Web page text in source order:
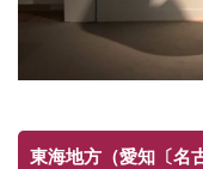
東海地方（愛知〔名